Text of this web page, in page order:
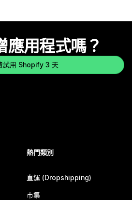
應用程式嗎？
試用 Shopify 3 天
熱門類別
直運 (Dropshipping)
市集